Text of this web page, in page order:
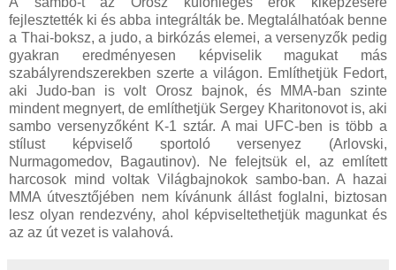
fejlesztették ki és abba integrálták be. Megtalálhatóak benne
a Thai-boksz, a judo, a birkózás elemei, a versenyzők pedig
gyakran eredményesen képviselik magukat más
szabályrendszerekben szerte a világon. Említhetjük Fedort,
aki Judo-ban is volt Orosz bajnok, és MMA-ban szinte
mindent megnyert, de említhetjük Sergey Kharitonovot is, aki
sambo versenyzőként K-1 sztár. A mai UFC-ben is több a
stílust képviselő sportoló versenyez (Arlovski,
Nurmagomedov, Bagautinov). Ne felejtsük el, az említett
harcosok mind voltak Világbajnokok sambo-ban. A hazai
MMA útvesztőjében nem kívánunk állást foglalni, biztosan
lesz olyan rendezvény, ahol képviseltethetjük magunkat és
az az út vezet is valahová.